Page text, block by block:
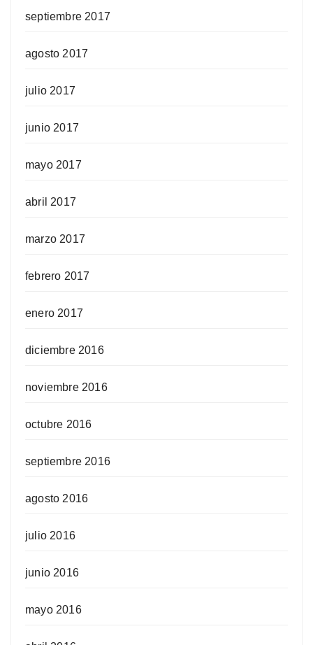
septiembre 2017
agosto 2017
julio 2017
junio 2017
mayo 2017
abril 2017
marzo 2017
febrero 2017
enero 2017
diciembre 2016
noviembre 2016
octubre 2016
septiembre 2016
agosto 2016
julio 2016
junio 2016
mayo 2016